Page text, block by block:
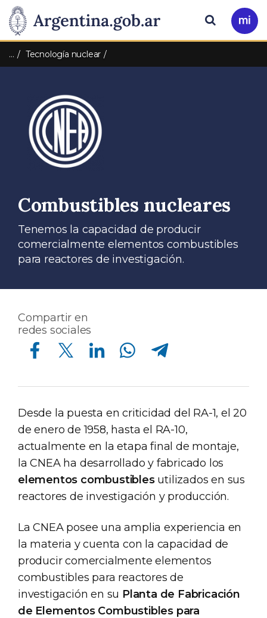
Presidencia
de
Nación
Pasar al contenido principal
Ir
a
Buscar
… Tecnología nuclear
Combustibles nucleares
Tenemos la capacidad de producir
comercialmente elementos combustibles
para reactores de investigación.
Compartir en
redes sociales
Compartir en Facebook Compartir en Twitter Compartir en Linkedin Compartir en Whatsapp Compartir en Telegram
Desde la puesta en criticidad del RA-1, el 20
de enero de 1958, hasta el RA-10,
actualmente en la etapa final de montaje,
la CNEA ha desarrollado y fabricado los
elementos combustiblesutilizados en sus
reactores de investigación y producción.
La CNEA posee una amplia experiencia en
la materia y cuenta con la capacidad de
producir comercialmente elementos
combustibles para reactores de
investigación en su Planta de Fabricación
de Elementos Combustibles para